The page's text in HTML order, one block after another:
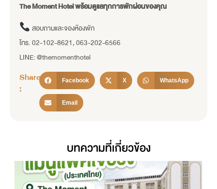
The Moment Hotel พร้อมดูแลทุกการพักผ่อนของคุณ
สอบถามและจองห้องพัก
โทร. 02-102-8621, 063-202-6566
LINE: @themomenthotel
Share
:
Facebook X WhatsApp
Email
บทความที่เกี่ยวข้อง